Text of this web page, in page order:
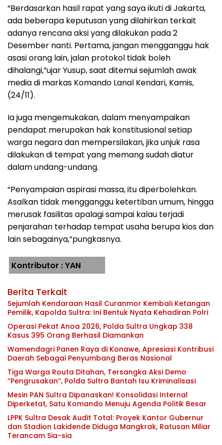
“Berdasarkan hasil rapat yang saya ikuti di Jakarta,
ada beberapa keputusan yang dilahirkan terkait
adanya rencana aksi yang dilakukan pada 2
Desember nanti. Pertama, jangan mengganggu hak
asasi orang lain, jalan protokol tidak boleh
dihalangi,”ujar Yusup, saat ditemui sejumlah awak
media di markas Komando Lanal Kendari, Kamis,
(24/11).
Ia juga mengemukakan, dalam menyampaikan
pendapat merupakan hak konstitusional setiap
warga negara dan mempersilakan, jika unjuk rasa
dilakukan di tempat yang memang sudah diatur
dalam undang-undang.
“Penyampaian aspirasi massa, itu diperbolehkan.
Asalkan tidak mengganggu ketertiban umum, hingga
merusak fasilitas apalagi sampai kalau terjadi
penjarahan terhadap tempat usaha berupa kios dan
lain sebagainya,”pungkasnya.
Kontributor : YAN
Berita Terkait
Sejumlah Kendaraan Hasil Curanmor Kembali Ketangan
Pemilik, Kapolda Sultra: Ini Bentuk Nyata Kehadiran Polri
Operasi Pekat Anoa 2026, Polda Sultra Ungkap 338
Kasus 395 Orang Berhasil Diamankan
Wamendagri Panen Raya di Konawe, Apresiasi Kontribusi
Daerah Sebagai Penyumbang Beras Nasional
Tiga Warga Routa Ditahan, Tersangka Aksi Demo
“Pengrusakan”, Polda Sultra Bantah Isu Kriminalisasi
Mesin PAN Sultra Dipanaskan! Konsolidasi Internal
Diperketat, Satu Komando Menuju Agenda Politik Besar
LPPK Sultra Desak Audit Total: Proyek Kantor Gubernur
dan Stadion Lakidende Diduga Mangkrak, Ratusan Miliar
Terancam Sia-sia